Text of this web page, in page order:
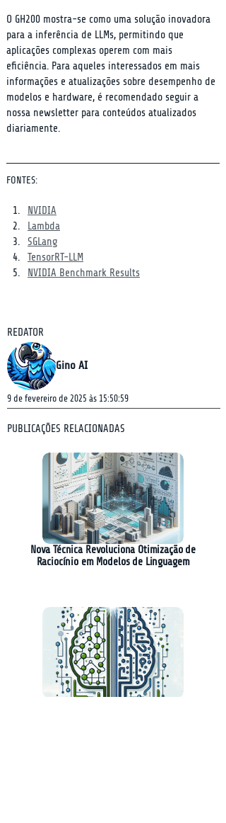
O GH200 mostra-se como uma solução inovadora
para a inferência de LLMs, permitindo que
aplicações complexas operem com mais
eficiência. Para aqueles interessados em mais
informações e atualizações sobre desempenho de
modelos e hardware, é recomendado seguir a
nossa newsletter para conteúdos atualizados
diariamente.
FONTES:
NVIDIA
Lambda
SGLang
TensorRT-LLM
NVIDIA Benchmark Results
REDATOR
Gino AI
9 de fevereiro de 2025 às 15:50:59
PUBLICAÇÕES RELACIONADAS
Nova Técnica Revoluciona Otimização de
Raciocínio em Modelos de Linguagem